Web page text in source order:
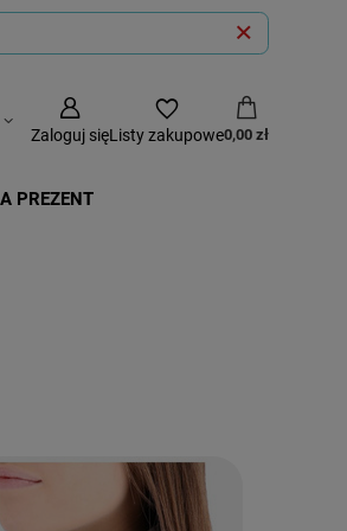
Zaloguj sięListy zakupowe0,00 zł
PREZENT